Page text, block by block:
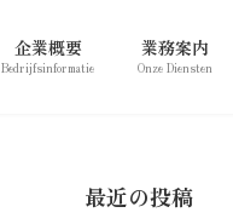
企業概要
Bedrijfsinformatie
業務案内
Onze Diensten
最近の投稿